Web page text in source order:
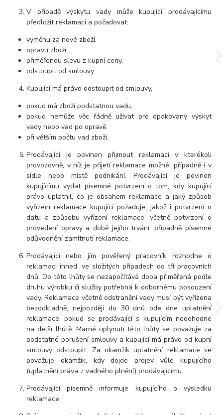
V případě výskytu vady může kupující prodávajícímu
předložit reklamaci a požadovat:
výměnu za nové zboží,
opravu zboží,
přiměřenou slevu z kupní ceny,
odstoupit od smlouvy.
Kupující má právo odstoupit od smlouvy,
pokud má zboží podstatnou vadu,
pokud nemůže věc řádně užívat pro opakovaný výskyt
vady nebo vad po opravě,
při větším počtu vad zboží.
Prodávající je povinen přijmout reklamaci v kterékoli
provozovně, v níž je přijetí reklamace možné, případně i v
sídle nebo místě podnikání. Prodávající je povinen
kupujícímu vydat písemné potvrzení o tom, kdy kupující
právo uplatnil, co je obsahem reklamace a jaký způsob
vyřízení reklamace kupující požaduje, jakož i potvrzení o
datu a způsobu vyřízení reklamace, včetně potvrzení o
provedení opravy a době jejího trvání, případně písemné
odůvodnění zamítnutí reklamace.
Prodávající nebo jím pověřený pracovník rozhodne o
reklamaci ihned, ve složitých případech do tří pracovních
dnů. Do této lhůty se nezapočítává doba přiměřená podle
druhu výrobku či služby potřebná k odbornému posouzení
vady. Reklamace včetně odstranění vady musí být vyřízena
bezodkladně, nejpozději do 30 dnů ode dne uplatnění
reklamace, pokud se prodávající s kupujícím nedohodne
na delší lhůtě. Marné uplynutí této lhůty se považuje za
podstatné porušení smlouvy a kupující má právo od kupní
smlouvy odstoupit. Za okamžik uplatnění reklamace se
považuje okamžik, kdy dojde projev vůle kupujícího
(uplatnění práva z vadného plnění) prodávajícímu.
Prodávající písemně informuje kupujícího o výsledku
reklamace.